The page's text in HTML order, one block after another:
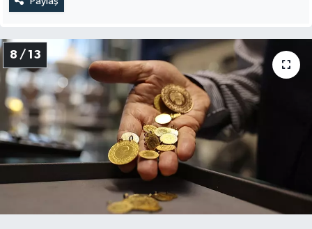
8 / 13